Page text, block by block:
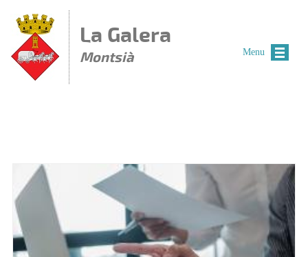
La Galera
Montsià Menu